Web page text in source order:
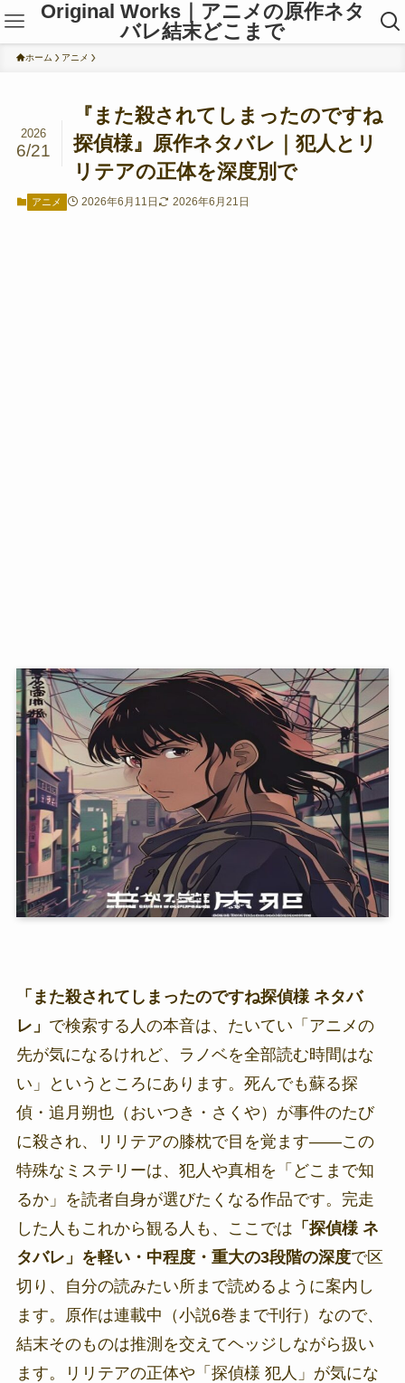
Original Works｜アニメの原作ネタ
バレ結末どこまで
ホーム アニメ
『また殺されてしまったのですね
探偵様』原作ネタバレ｜犯人とリ
リテアの正体を深度別で
2026
6/21
アニメ 2026年6月11日 2026年6月21日
「また殺されてしまったのですね探偵様 ネタバ
レ」 で検索する人の本音は、たいてい「アニメの
先が気になるけれど、ラノベを全部読む時間はな
い」というところにあります。死んでも蘇る探
偵・追月朔也（おいつき・さくや）が事件のたび
に殺され、リリテアの膝枕で目を覚ます――この
特殊なミステリーは、犯人や真相を「どこまで知
るか」を読者自身が選びたくなる作品です。完走
した人もこれから観る人も、ここでは 「探偵様 ネ
タバレ」を軽い・中程度・重大の3段階の深度で区
切り、自分の読みたい所まで読めるように案内し
ます。原作は連載中（小説6巻まで刊行）なので、
結末そのものは推測を交えてヘッジしながら扱い
ます。リリテアの正体や「探偵様 犯人」が気にな